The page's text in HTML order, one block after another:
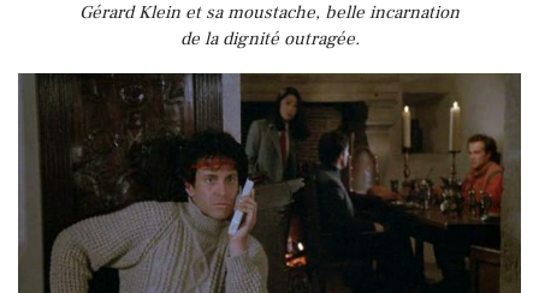
Gérard Klein et sa moustache, belle incarnation
de la dignité outragée.